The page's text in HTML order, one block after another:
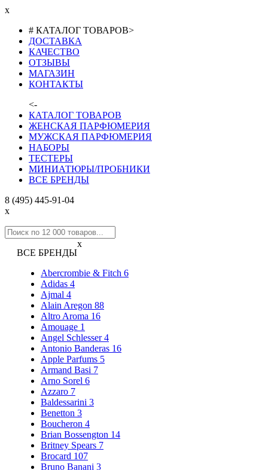
x
# КАТАЛОГ ТОВАРОВ>
ДОСТАВКА
КАЧЕСТВО
ОТЗЫВЫ
МАГАЗИН
КОНТАКТЫ
<-
КАТАЛОГ ТОВАРОВ
ЖЕНСКАЯ ПАРФЮМЕРИЯ
МУЖСКАЯ ПАРФЮМЕРИЯ
НАБОРЫ
ТЕСТЕРЫ
МИНИАТЮРЫ/ПРОБНИКИ
ВСЕ БРЕНДЫ
8 (495) 445-91-04
x
ВСЕ БРЕНДЫ
x
Abercrombie & Fitch 6
Adidas 4
Ajmal 4
Alain Aregon 88
Altro Aroma 16
Amouage 1
Angel Schlesser4
Antonio Banderas 16
Apple Parfums 5
Armand Basi 7
Arno Sorel 6
Azzaro 7
Baldessarini 3
Benetton 3
Boucheron 4
Brian Bossengton 14
Britney Spears 7
Brocard 107
Bruno Banani 3